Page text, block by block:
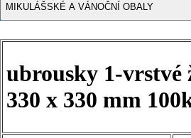
MIKULÁŠSKÉ A VÁNOČNÍ OBALY
ubrousky 1-vrstvé
330 x 330 mm